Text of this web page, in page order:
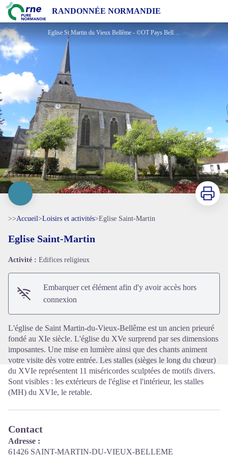
RANDONNÉE NORMANDIE
Eglise Saint-Martin
Eglise St Martin du Vieux Bellême - ©OT Pays Bellêmois
Voir l'image en plein écran
Imprimer
>>Accueil>Loisirs et activités>Eglise Saint-Martin
Eglise Saint-Martin
Activité : Edifices religieux
Embarquer cet élément afin d'y avoir accès hors
connexion
L'église de Saint Martin-du-Vieux-Bellême est un ancien prieuré
fondé au XIe siècle. L'église du XVe surprend par ses dimensions
imposantes. Une mise en lumière ainsi que des chants animent
votre visite dès votre entrée. Les stalles (sièges le long du chœur)
du XVIe représentent 11 miséricordes sculptées de motifs divers.
Sont visibles : les extérieurs de l'église et l'intérieur, les stalles
(MH) du XVIe, le retable.
Contact
Adresse :
61426 SAINT-MARTIN-DU-VIEUX-BELLEME